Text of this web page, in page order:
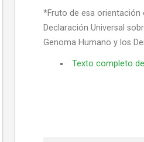
*Fruto de esa orientación
Declaración Universal
Genoma Humano y los
Texto completo